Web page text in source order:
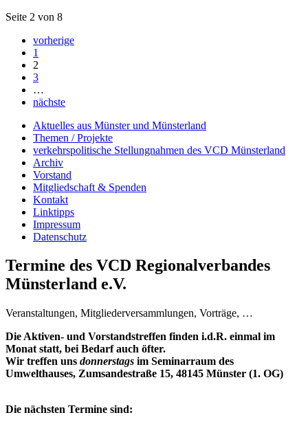
Seite 2 von 8
vorherige
1
2
3
…
nächste
Aktuelles aus Münster und Münsterland
Themen / Projekte
verkehrspolitische Stellungnahmen des VCD Münsterland
Archiv
Vorstand
Mitgliedschaft & Spenden
Kontakt
Linktipps
Impressum
Datenschutz
Termine des VCD Regionalverbandes
Münsterland e.V.
Veranstaltungen, Mitgliederversammlungen, Vorträge, …
Die Aktiven- und Vorstandstreffen finden i.d.R. einmal im
Monat statt, bei Bedarf auch öfter.
Wir treffen uns donnerstags im Seminarraum des
Umwelthauses, Zumsandestraße 15, 48145 Münster (1. OG)
Die nächsten Termine sind: